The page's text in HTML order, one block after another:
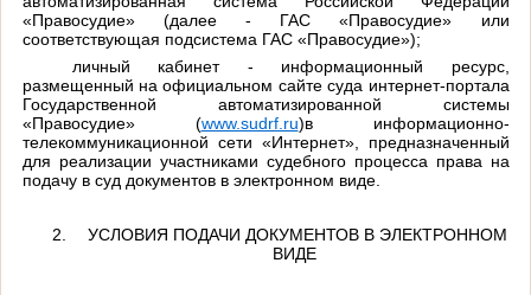
«Правосудие» (далее - ГАС «Правосудие» или
соответствующая подсистема ГАС «Правосудие»);
личный кабинет - информационный ресурс,
размещенный на официальном сайте суда интернет-портала
Государственной автоматизированной системы
«Правосудие» (www.sudrf.ru)в информационно-
телекоммуникационной сети «Интернет», предназначенный
для реализации участниками судебного процесса права на
подачу в суд документов в электронном виде.
2.
УСЛОВИЯ ПОДАЧИ ДОКУМЕНТОВ В ЭЛЕКТРОННОМ
ВИДЕ